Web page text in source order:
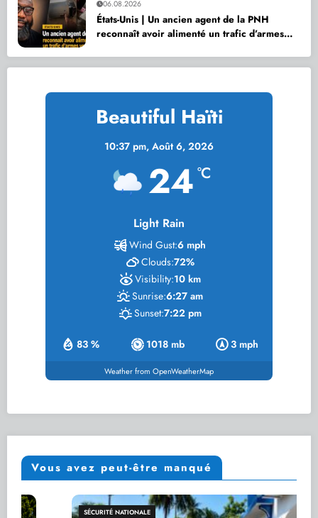
06.08.2026
États-Unis | Un ancien agent de la PNH
reconnaît avoir alimenté un trafic d’armes
Beautiful Haïti
10:37 pm, Août 6, 2026
24 °C
Light Rain
83 % 1018 mb 3 mph
Wind Gust:6 mph
Clouds:72%
Visibility:10 km
Sunrise:6:27 am
Sunset:7:22 pm
Weather from OpenWeatherMap
Vous avez peut-être manqué
SÉCURITÉ NATIONALE